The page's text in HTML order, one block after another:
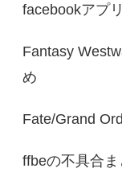
facebookアプ
Fantasy
め
Fate/Grand
ffbeの不具合ま